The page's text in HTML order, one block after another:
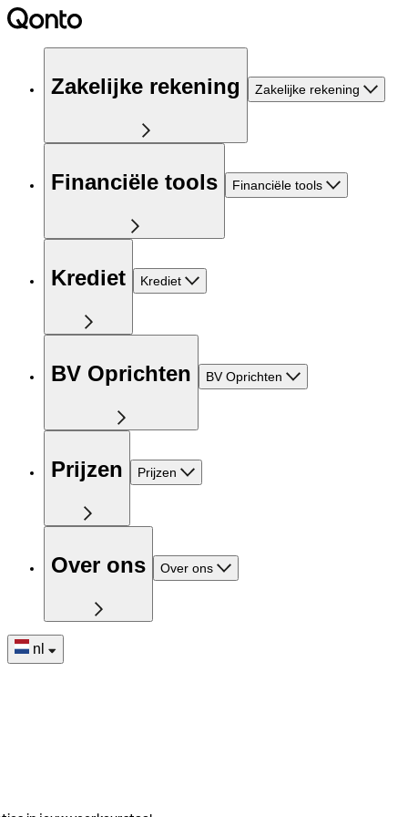
Zakelijke rekening Zakelijke rekening
Financiële tools Financiële tools
Krediet Krediet
BV Oprichten BV Oprichten
Prijzen Prijzen
Over ons Over ons
nl